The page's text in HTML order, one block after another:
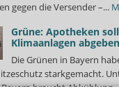
gegen die Versender –...
Grüne: Apotheken
Klimaanlagen abgeben
Die Grünen in Bayern
starkgemacht.
braucht Abkühlung